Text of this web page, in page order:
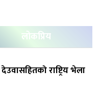
लोकप्रिय
राष्ट्रिय भेला